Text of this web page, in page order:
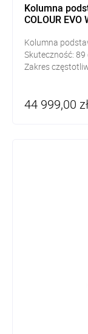
Kolumna
COLOUR EVO
Kolumna
Skuteczność: 89
Zakres
44 999,00 zł